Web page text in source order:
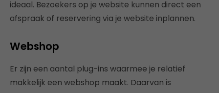
ideaal. Bezoekers op je website kunnen direct een
afspraak of reservering via je website inplannen.
Webshop
Er zijn een aantal plug-ins waarmee je relatief
makkelijk een webshop maakt. Daarvan is